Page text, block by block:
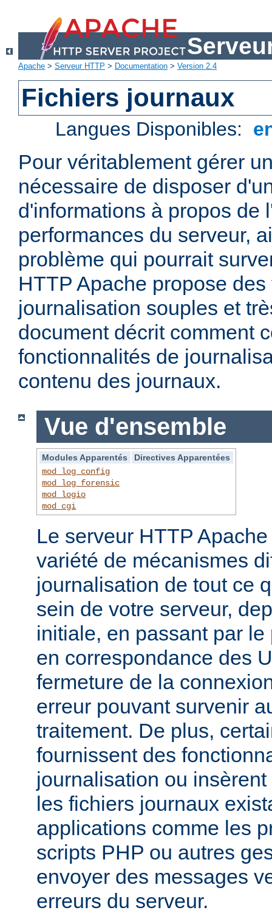
Apache > Serveur HTTP > Documentation > Version 2.4
Fichiers journaux
Langues Disponibles:
Pour véritablement gérer
nécessaire de disposer
d'informations à propos de
performances du serveur,
problème qui pourrait
HTTP Apache propose
journalisation souples et
document décrit comment
fonctionnalités de
contenu des journaux.
Vue d'ensemble
Modules Apparentés
Directives Apparentées
mod_log_config
mod_log_forensic
mod_logio
mod_cgi
Le serveur HTTP
variété de mécanismes
journalisation de tout ce
sein de votre serveur,
initiale, en passant par
en correspondance des
fermeture de la
erreur pouvant survenir
traitement. De plus,
fournissent des
journalisation ou
les fichiers journaux
applications comme les
scripts PHP ou autres
envoyer des messages
erreurs du serveur.